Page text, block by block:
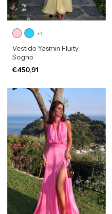
+1
Vestido Yasmin Fluity
Sogno
€450,91